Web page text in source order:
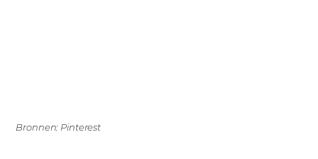
Bronnen: Pinterest